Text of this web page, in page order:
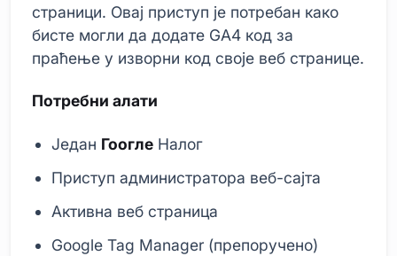
страници. Овај приступ је потребан како
бисте могли да додате GA4 код за
праћење у изворни код своје веб странице.
Потребни алати
Један Гоогле Налог
Приступ администратора веб-сајта
Активна веб страница
Google Tag Manager (препоручено)